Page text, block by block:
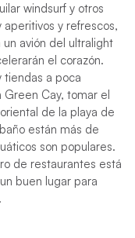
windsurf y otros
y refrescos,
avión del ultralight
el corazón.
tiendas a poca
Cay, tomar el
de la playa de
están más de
son populares.
de restaurantes está
buen lugar para